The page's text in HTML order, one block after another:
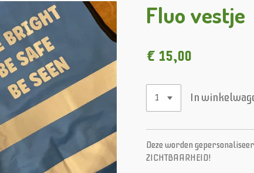
Fluo vestje
€ 15,00
In
Deze worden
ZICHTBAARHEID!